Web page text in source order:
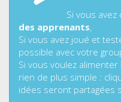
Si vous avez
des apprenants,
Si vous avez joué et
possible avec votre
Si vous voulez alimenter
rien de plus simple :
idées seront partagées